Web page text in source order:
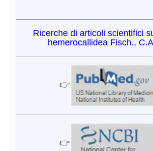
Ricerche di articoli scientifici
hemerocallidea Fisch.,
👉
👉